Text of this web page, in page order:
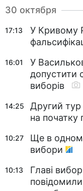
30 октября
17:13
У Кривому
16:01
У
допустити
виборів
14:25
Другий
на початку
10:27
Ще в
вибори
10:13
Главі
повідомили